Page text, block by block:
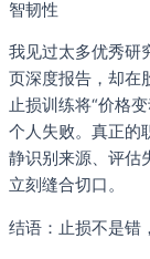
智韧性
我见过太多优秀
页深度报告，却在
止损训练将“价格
个人失败。真正的
静识别来源、评估
立刻缝合切口。
结语：止损不是错